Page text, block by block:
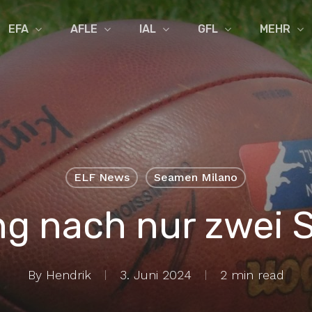
EFA AFLE IAL GFL MEHR
ELF News Seamen Milano
nach nur zwei
By Hendrik 3. Juni 2024 2 min read